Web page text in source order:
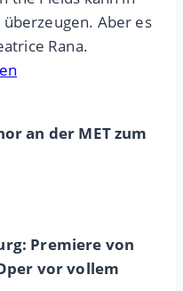
Aber es
Rana.
an der MET zum
Premiere von
vor vollem